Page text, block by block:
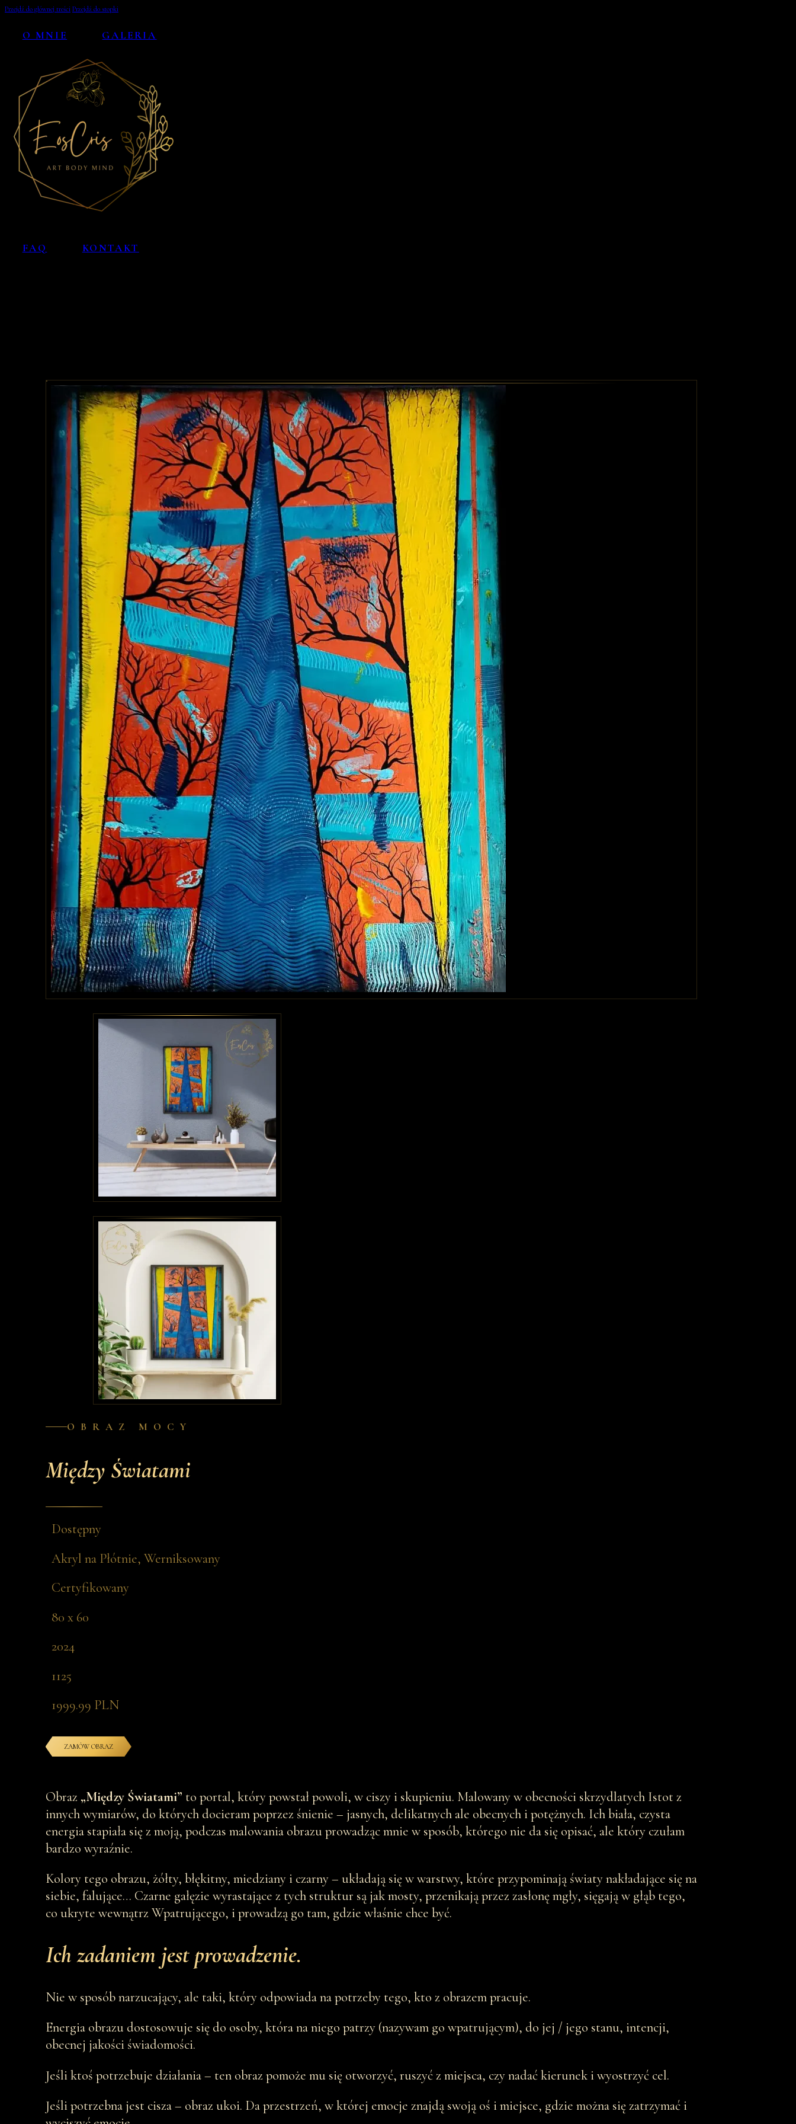
Przejdź do głównej treści Przejdź do stopki
O MNIE GALERIA
FAQ KONTAKT
OBRAZ MOCY
Między Światami
Dostępny
Akryl na Płótnie, Werniksowany
Certyfikowany
80 x 60
2024
1125
1999.99 PLN
ZAMÓW OBRAZ
Obraz „Między Światami” to portal, który powstał powoli, w ciszy i skupieniu. Malowany w obecności skrzydlatych Istot z
innych wymiarów, do których docieram poprzez śnienie – jasnych, delikatnych ale obecnych i potężnych. Ich biała, czysta
energia stapiała się z moją, podczas malowania obrazu prowadząc mnie w sposób, którego nie da się opisać, ale który czułam
bardzo wyraźnie.
Kolory tego obrazu, żółty, błękitny, miedziany i czarny – układają się w warstwy, które przypominają światy nakładające się na
siebie, falujące… Czarne gałęzie wyrastające z tych struktur są jak mosty, przenikają przez zasłonę mgły, sięgają w głąb tego,
co ukryte wewnątrz Wpatrującego, i prowadzą go tam, gdzie właśnie chce być.
Ich zadaniem jest prowadzenie.
Nie w sposób narzucający, ale taki, który odpowiada na potrzeby tego, kto z obrazem pracuje.
Energia obrazu dostosowuje się do osoby, która na niego patrzy (nazywam go wpatrującym), do jej / jego stanu, intencji,
obecnej jakości świadomości.
Jeśli ktoś potrzebuje działania – ten obraz pomoże mu się otworzyć, ruszyć z miejsca, czy nadać kierunek i wyostrzyć cel.
Jeśli potrzebna jest cisza – obraz ukoi. Da przestrzeń, w której emocje znajdą swoją oś i miejsce, gdzie można się zatrzymać i